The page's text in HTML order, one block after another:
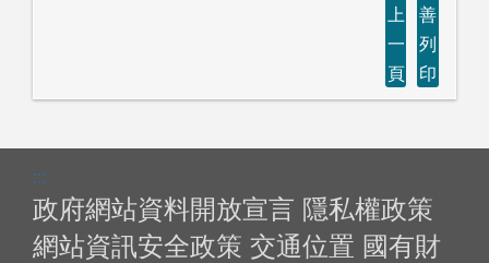
上
一
頁
善
列
印
:::
政府網站資料開放宣言 隱私權政策
網站資訊安全政策 交通位置 國有財